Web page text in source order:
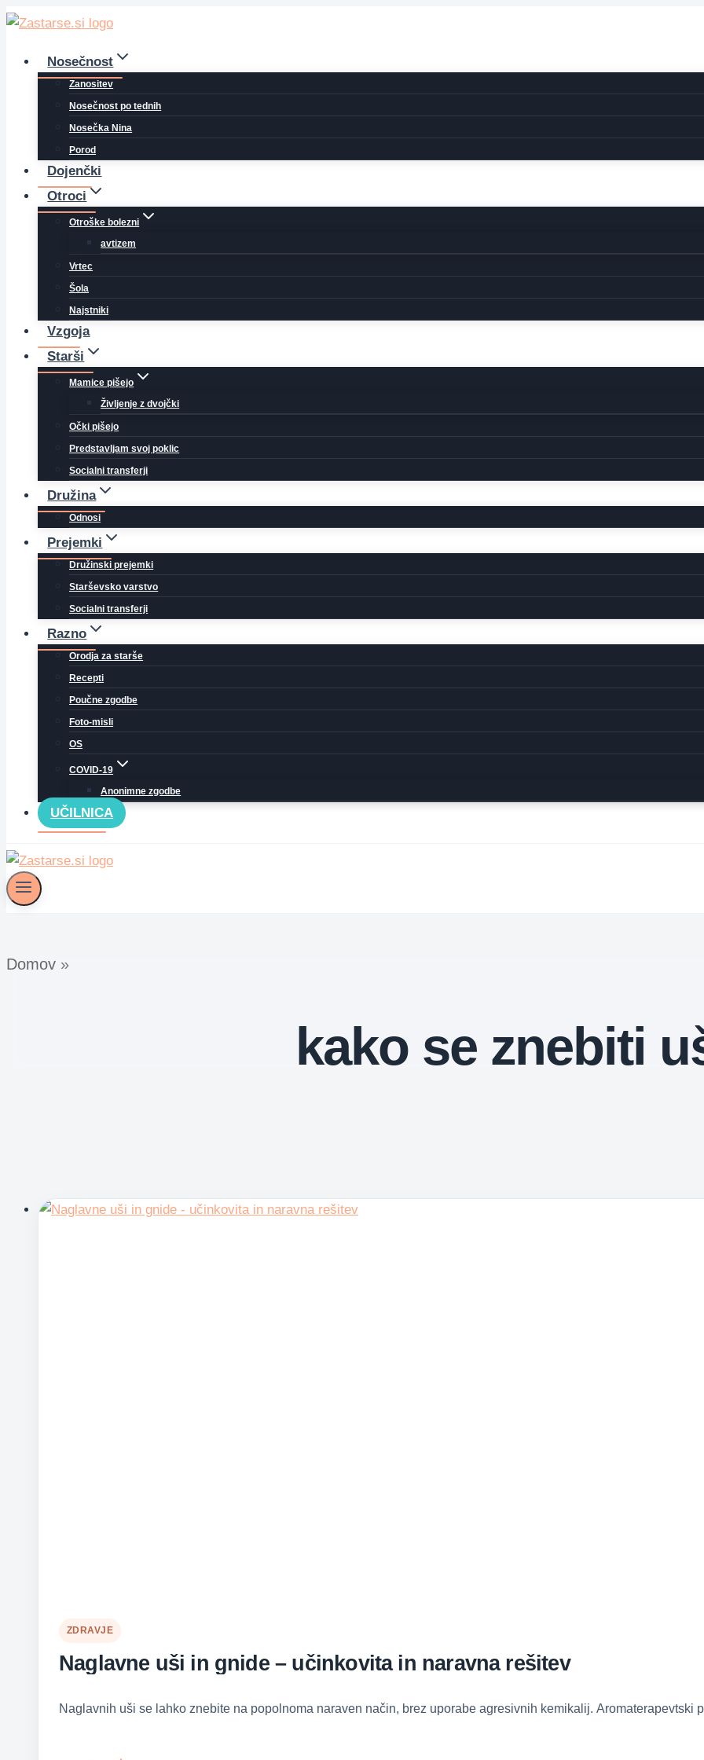
Skip
contentNosečnost
Zanositev
Nosečnost po tednih
Nosečka Nina
Porod
Dojenčki
Otroci
Otroške bolezni
avtizem
Vrtec
Šola
Najstniki
Vzgoja
Starši
Mamice pišejo
Življenje z dvojčki
Očki pišejo
Predstavljam svoj poklic
Socialni transferji
Družina
Odnosi
Prejemki
Družinski prejemki
Starševsko varstvo
Socialni transferji
Razno
Orodja za starše
Recepti
Poučne zgodbe
Foto-misli
OS
COVID-19
Anonimne zgodbe
UČILNICA
Domov »
kako se znebiti
ZDRAVJE
Naglavne uši in gnide – učinkovita in naravna rešitev
Naglavnih uši se lahko znebite na popolnoma naraven način, brez uporabe agresivnih kemikalij.